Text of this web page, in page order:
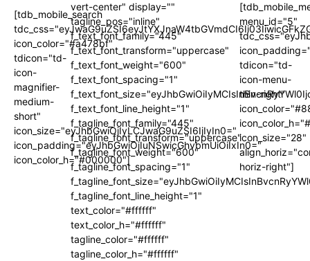
[tdb_mobile_search
icon_color="#a478bf"
tdicon="td-
icon-
magnifier-
medium-
short"
icon_size="eyJhbGwiOjIyLCJwaG9uZSI6IjIyIn0="
icon_padding="eyJhbGwiOjIuNSwicGhvbmUiOiIxIn0="
icon_color_h="#000000"]
vert-center" display=""
tagline_pos="inline"
f_text_font_family="445"
f_text_font_transform="uppercase"
f_text_font_weight="600"
f_text_font_spacing="1"
f_text_font_line_height="1"
f_tagline_font_family="445"
f_tagline_font_transform="uppercase"
f_tagline_font_weight="600"
f_tagline_font_spacing="1"
f_tagline_font_line_height="1"
text_color="#ffffff"
text_color_h="#ffffff"
tagline_color="#ffffff"
tagline_color_h="#ffffff"
menu_id="5"
tdicon="td-
icon-menu-
thin-right"
icon_size="28"
horiz-right"]